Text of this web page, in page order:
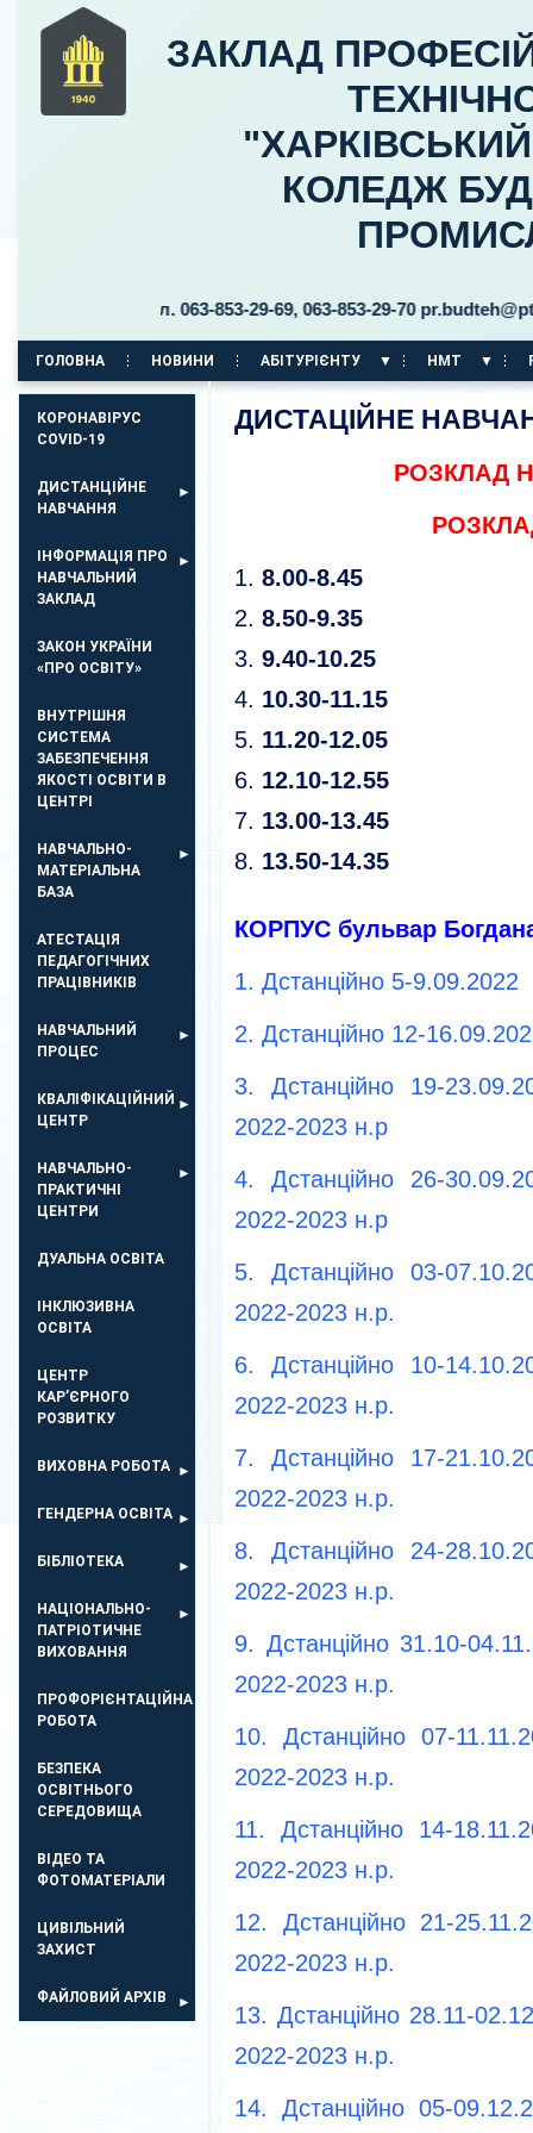
ЗАКЛАД
КОЛЕДЖ
30 тел. 063-853-29-69, 063-853-29-70
ГОЛОВНА НОВИНИ АБІТУРІЄНТУ НМТ
КОРОНАВІРУС
COVID-19
ДИСТАНЦІЙНЕ
НАВЧАННЯ
ІНФОРМАЦІЯ ПРО
НАВЧАЛЬНИЙ
ЗАКЛАД
ЗАКОН УКРАЇНИ
«ПРО ОСВІТУ»
ВНУТРІШНЯ
СИСТЕМА
ЗАБЕЗПЕЧЕННЯ
ЯКОСТІ ОСВІТИ В
ЦЕНТРІ
НАВЧАЛЬНО-
МАТЕРІАЛЬНА
БАЗА
АТЕСТАЦІЯ
ПЕДАГОГІЧНИХ
ПРАЦІВНИКІВ
НАВЧАЛЬНИЙ
ПРОЦЕС
КВАЛІФІКАЦІЙНИЙ
ЦЕНТР
НАВЧАЛЬНО-
ПРАКТИЧНІ
ЦЕНТРИ
ДУАЛЬНА ОСВІТА
ІНКЛЮЗИВНА
ОСВІТА
ЦЕНТР
КАР’ЄРНОГО
РОЗВИТКУ
ВИХОВНА РОБОТА
ГЕНДЕРНА ОСВІТА
БІБЛІОТЕКА
НАЦІОНАЛЬНО-
ПАТРІОТИЧНЕ
ВИХОВАННЯ
ПРОФОРІЄНТАЦІЙНА
РОБОТА
БЕЗПЕКА
ОСВIТНЬОГО
СЕРЕДОВИЩА
ВІДЕО ТА
ФОТОМАТЕРІАЛИ
ЦИВІЛЬНИЙ
ЗАХИСТ
ФАЙЛОВИЙ АРХІВ
ДИСТАЦІЙНЕ
РОЗКЛАД
8.00-8.45
8.50-9.35
9.40-10.25
10.30-11.15
11.20-12.05
12.10-12.55
13.00-13.45
13.50-14.35
КОРПУС бульвар
1. Дстанційно 5-9.09.2022
2. Дстанційно 12-
3. Дстанційно 19-
2022-2023 н.р
4. Дстанційно 26-
2022-2023 н.р
5. Дстанційно 03-
2022-2023 н.р.
6. Дстанційно 10-
2022-2023 н.р.
7. Дстанційно 17-
2022-2023 н.р.
8. Дстанційно 24-
2022-2023 н.р.
9. Дстанційно 31.10-
2022-2023 н.р.
10. Дстанційно 07-
2022-2023 н.р.
11. Дстанційно 14-
2022-2023 н.р.
12. Дстанційно 21-
2022-2023 н.р.
13. Дстанційно 28.11-
2022-2023 н.р.
14. Дстанційно 05-